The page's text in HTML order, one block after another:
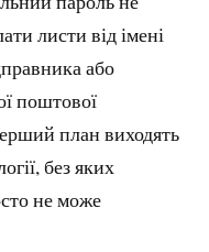
листи від імені
або
поштової
план виходять
без яких
не може